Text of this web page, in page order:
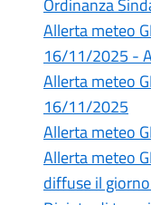
Ordinanza
Allerta meteo
16/11/2025 -
Allerta meteo
16/11/2025
Allerta meteo
Allerta meteo
diffuse il